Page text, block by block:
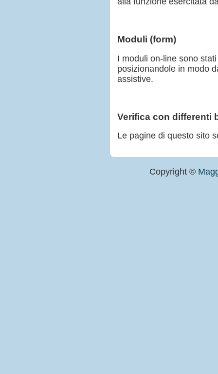
Moduli (form)
I moduli on-line sono
posizionandole in modo
assistive.
Verifica con differenti
Le pagine di questo sito
Copyright ©